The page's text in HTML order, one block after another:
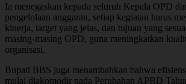
Ia menegaskan kepada seluruh Kepala OPD
pengelolaan anggaran, setiap kegiatan harus
kinerja, target yang jelas, dan tujuan yang
masing-masing OPD, guna meningkatkan
organisasi.
Bupati BBS juga menambahkan bahwa
mulai diakomodir pada Perubahan APBD